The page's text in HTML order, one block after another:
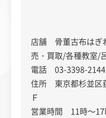
店舗 骨董古布はぎ
売・買取/各種教室/
電話 03-3398-2144
住所 東京都杉並区
Ｆ
営業時間 11時～17